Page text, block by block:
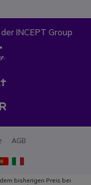
INCEPT Group
AGB
bisherigen Preis bei